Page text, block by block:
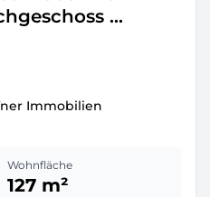
...
Immobilien
Wohnfläche
127 m²